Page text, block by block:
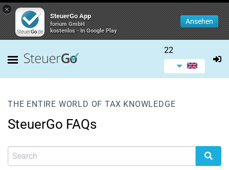
×
SteuerGo App
forium GmbH
kostenlos - In Google Play
Ansehen
22
THE ENTIRE WORLD OF TAX KNOWLEDGE
SteuerGo FAQs